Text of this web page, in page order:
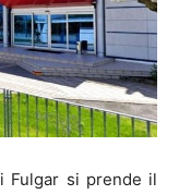
Fulgar si prende il